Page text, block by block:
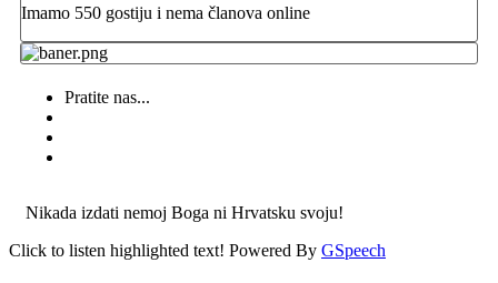
Imamo 550 gostiju i nema članova online
Pratite nas...
Nikada izdati nemoj Boga ni Hrvatsku svoju!
Click to listen highlighted text! Powered By GSpeech